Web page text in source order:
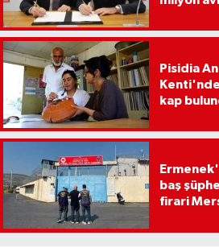
Pisidia
kap
baş
firari